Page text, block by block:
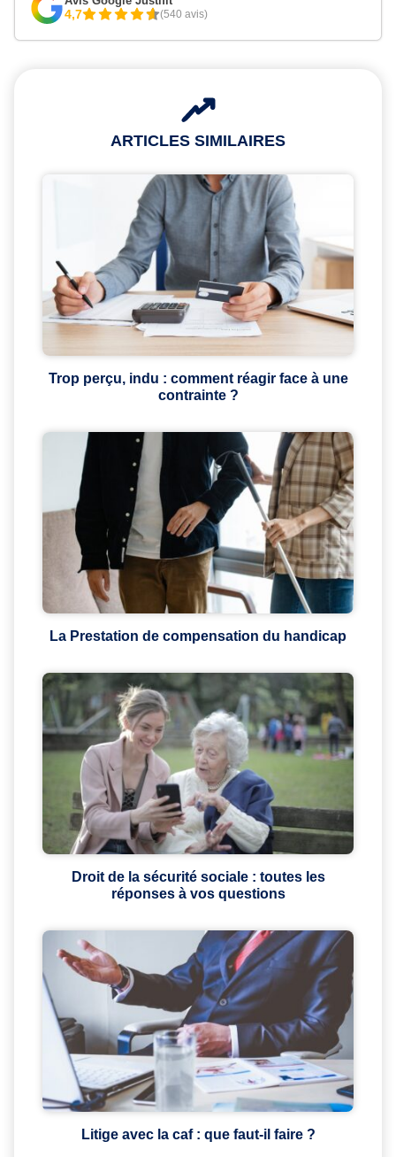
4,7 (540 avis)
ARTICLES SIMILAIRES
Trop perçu, indu : comment réagir face à une
contrainte ?
La Prestation de compensation du handicap
Droit de la sécurité sociale : toutes les
réponses à vos questions
Litige avec la caf : que faut-il faire ?